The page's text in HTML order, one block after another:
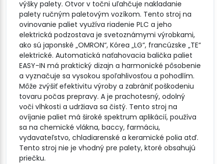
výšky palety. Otvor v točni uľahčuje nakladanie
palety ručným paletovým vozíkom. Tento stroj na
ovinovanie paliet využíva riadenie PLC a jeho
elektrická podzostava je svetoznámymi výrobkami,
ako sú japonské „OMRON“, Kórea „LG“, francúzske „TE“
elektrické. Automatická naťahovacia balička paliet
EASY-IN má praktický dizajn a harmonické pôsobenie
a vyznačuje sa vysokou spoľahlivosťou a pohodlím.
Môže zvýšiť efektivitu výroby a zabrániť poškodeniu
tovaru počas prepravy. A je prachotesný, odolný
voči vlhkosti a udržiava sa čistý. Tento stroj na
ovíjanie paliet má široké spektrum aplikácií, používa
sa na chemické vlákna, baccy, farmáciu,
vydavateľstvo, chladiarenské a keramické polia atď.
Tento stroj nie je vhodný pre palety, ktoré obsahujú
priečku.